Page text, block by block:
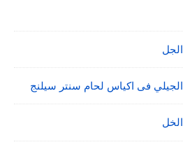
الجيلي فى اكياس لحام سنتر سيلنج